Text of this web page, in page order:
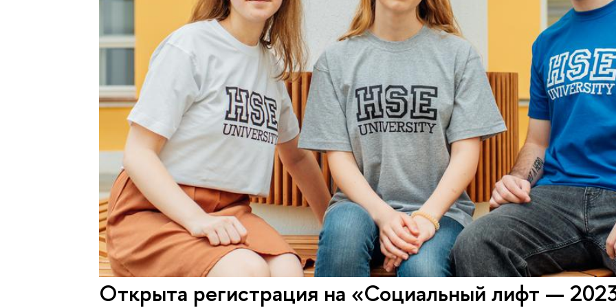
Открыта регистрация на «Социальный лифт —